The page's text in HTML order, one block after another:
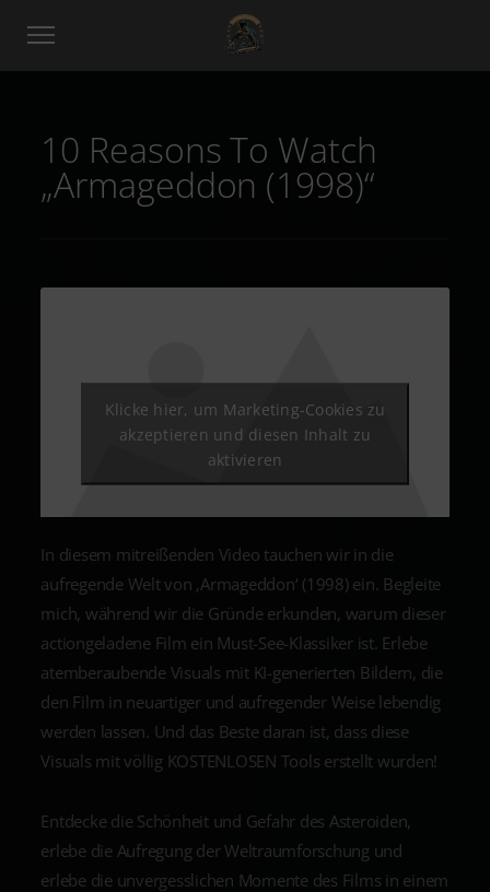
10 Reasons To Watch
„Armageddon (1998)“
Klicke hier, um Marketing-Cookies zu
akzeptieren und diesen Inhalt zu
aktivieren
In diesem mitreißenden Video tauchen wir in die
aufregende Welt von ‚Armageddon‘ (1998) ein. Begleite
mich, während wir die Gründe erkunden, warum dieser
actiongeladene Film ein Must-See-Klassiker ist. Erlebe
atemberaubende Visuals mit KI-generierten Bildern, die
den Film in neuartiger und aufregender Weise lebendig
werden lassen. Und das Beste daran ist, dass diese
Visuals mit völlig KOSTENLOSEN Tools erstellt wurden!
Entdecke die Schönheit und Gefahr des Asteroiden,
erlebe die Aufregung der Weltraumforschung und
erlebe die unvergesslichen Momente des Films in einem